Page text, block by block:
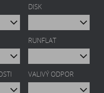
DISK
RUNFLAT
VALIVÝ ODPOR